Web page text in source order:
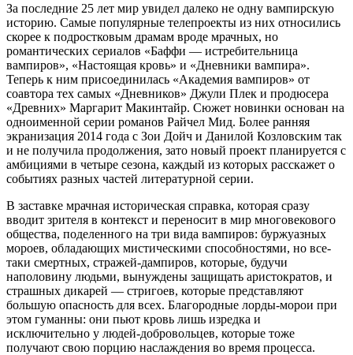
За последние 25 лет мир увидел далеко не одну вампирскую
историю. Самые популярные телепроекты из них относились
скорее к подростковым драмам вроде мрачных, но
романтических сериалов «Баффи — истребительница
вампиров», «Настоящая кровь» и «Дневники вампира».
Теперь к ним присоединилась «Академия вампиров» от
соавтора тех самых «Дневников» Джули Плек и продюсера
«Древних» Маргарит Макинтайр. Сюжет новинки основан на
одноименной серии романов Райчел Мид. Более ранняя
экранизация 2014 года с Зои Дойч и Данилой Козловским так
и не получила продолжения, зато новый проект планируется с
амбициями в четыре сезона, каждый из которых расскажет о
событиях разных частей литературной серии.
В заставке мрачная историческая справка, которая сразу
вводит зрителя в контекст и переносит в мир многовекового
общества, поделенного на три вида вампиров: буржуазных
мороев, обладающих мистическими способностями, но все-
таки смертных, стражей-дампиров, которые, будучи
наполовину людьми, вынуждены защищать аристократов, и
страшных дикарей — стригоев, которые представляют
большую опасность для всех. Благородные лорды-морои при
этом гуманны: они пьют кровь лишь изредка и
исключительно у людей-добровольцев, которые тоже
получают свою порцию наслаждения во время процесса.